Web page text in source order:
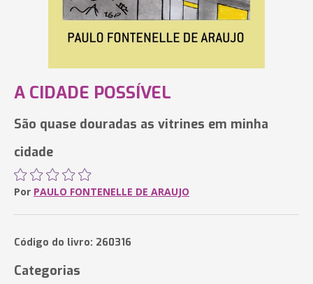
A CIDADE POSSÍVEL
São quase douradas as vitrines em minha
cidade
Por PAULO FONTENELLE DE ARAUJO
Código do livro: 260316
Categorias